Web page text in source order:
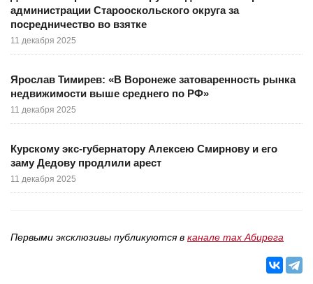
администрации Старооскольского округа за
посредничество во взятке
11 декабря 2025
Ярослав Тимирев: «В Воронеже затоваренность рынка
недвижимости выше среднего по РФ»
11 декабря 2025
Курскому экс-губернатору Алексею Смирнову и его
заму Дедову продлили арест
11 декабря 2025
Первыми эксклюзивы публикуются в канале max Абирега